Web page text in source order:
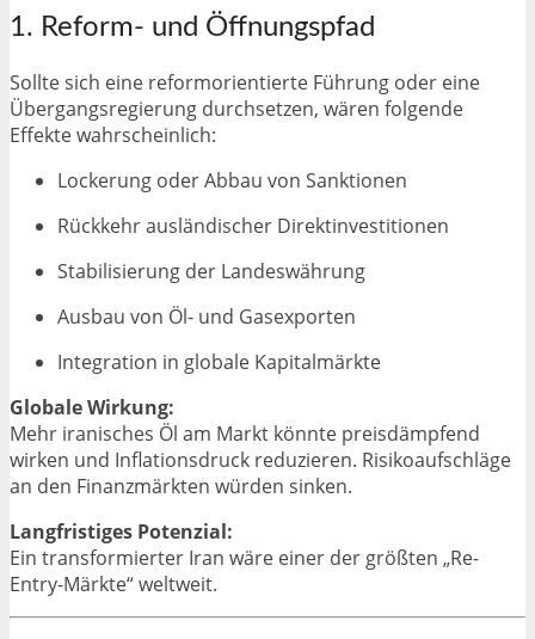
1. Reform- und Öffnungspfad
Sollte sich eine reformorientierte Führung oder eine
Übergangsregierung durchsetzen, wären folgende
Effekte wahrscheinlich:
Lockerung oder Abbau von Sanktionen
Rückkehr ausländischer Direktinvestitionen
Stabilisierung der Landeswährung
Ausbau von Öl- und Gasexporten
Integration in globale Kapitalmärkte
Globale Wirkung:
Mehr iranisches Öl am Markt könnte preisdämpfend
wirken und Inflationsdruck reduzieren. Risikoaufschläge
an den Finanzmärkten würden sinken.
Langfristiges Potenzial:
Ein transformierter Iran wäre einer der größten „Re-
Entry-Märkte“ weltweit.